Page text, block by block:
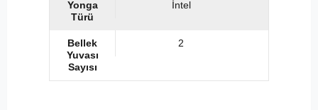
Yonga
Türü
İntel
Bellek
Yuvası
Sayısı
2